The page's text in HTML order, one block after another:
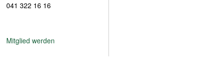
041 322 16 16
Mitglied werden